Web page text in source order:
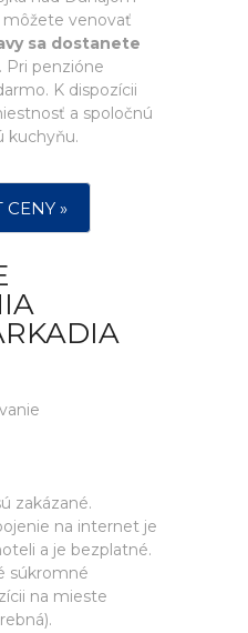
môžete venovať
sa dostanete
. Pri penzióne
K dispozícii
a spoločnú
kuchyňu.
CENY »
zakázané.
na internet je
a je bezplatné.
súkromné
na mieste